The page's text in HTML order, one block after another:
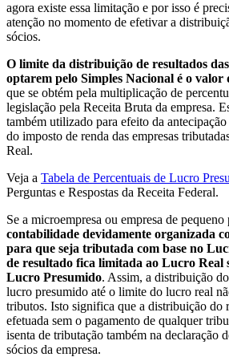
agora existe essa limitação e por isso é
atenção no momento de efetivar a
sócios.
O limite da distribuição de resultados
optarem pelo Simples Nacional é o
que se obtém pela multiplicação de
legislação pela Receita Bruta da empresa.
também utilizado para efeito da
do imposto de renda das empresas
Real.
Veja a Tabela de Percentuais de Lucro
Perguntas e Respostas da Receita Federal.
Se a microempresa ou empresa de pequeno
contabilidade devidamente organizada
para que seja tributada com base no
de resultado fica limitada ao Lucro Real
Lucro Presumido. Assim, a distribuição
lucro presumido até o limite do lucro real
tributos. Isto significa que a distribuição do
efetuada sem o pagamento de qualquer
isenta de tributação também na declaração
sócios da empresa.